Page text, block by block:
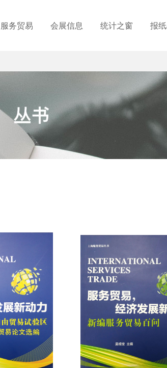
服务贸易 会展信息 统计之窗 报